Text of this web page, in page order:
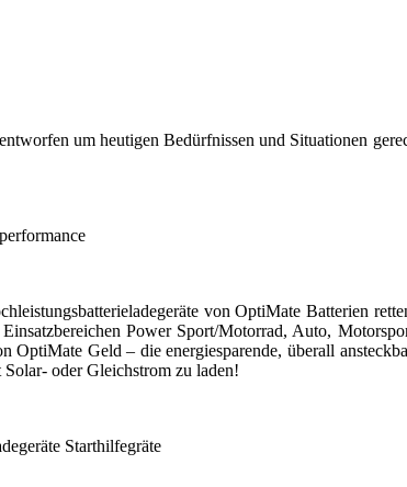
um heutigen Bedürfnissen und Situationen
von OptiMate Batterien
Power Sport/Motorrad, Auto,
OptiMate Geld – die energiesparende, überall
oder Gleichstrom zu laden!